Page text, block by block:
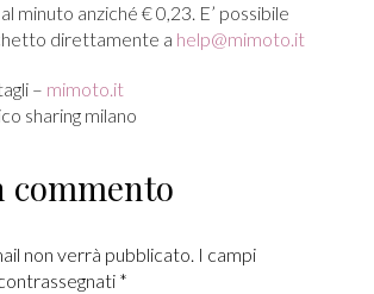
minuto anziché € 0,23. E’ possibile
direttamente a help@mimoto.it
– mimoto.it
commento
non verrà pubblicato. I campi
*